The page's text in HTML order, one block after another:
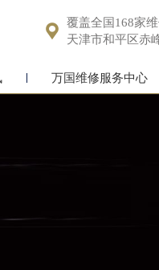

覆盖全国168家
天津市和平区赤
万国维修服务中心